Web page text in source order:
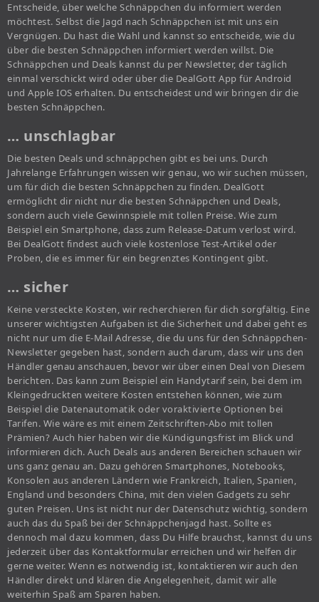
Entscheide, über welche Schnäppchen du informiert werden
möchtest. Selbst die Jagd nach Schnäppchen ist mit uns ein
Vergnügen. Du hast die Wahl und kannst so entscheide, wie du
über die besten Schnäppchen informiert werden willst. Die
Schnäppchen und Deals kannst du per Newsletter, der täglich
einmal verschickt wird oder über die DealGott App für Android
und Apple IOS erhalten. Du entscheidest und wir bringen dir die
besten Schnäppchen.
… unschlagbar
Die besten Deals und schnäppchen gibt es bei uns. Durch
Jahrelange Erfahrungen wissen wir genau, wo wir suchen müssen,
um für dich die besten Schnäppchen zu finden. DealGott
ermöglicht dir nicht nur die besten Schnäppchen und Deals,
sondern auch viele Gewinnspiele mit tollen Preise. Wie zum
Beispiel ein Smartphone, dass zum Release-Datum verlost wird.
Bei DealGott findest auch viele kostenlose Test-Artikel oder
Proben, die es immer für ein begrenztes Kontingent gibt.
… sicher
Keine versteckte Kosten, wir recherchieren für dich sorgfältig. Eine
unserer wichtigsten Aufgaben ist die Sicherheit und dabei geht es
nicht nur um die E-Mail Adresse, die du uns für den Schnäppchen-
Newsletter gegeben hast, sondern auch darum, dass wir uns den
Händler genau anschauen, bevor wir über einen Deal von Diesem
berichten. Das kann zum Beispiel ein Handytarif sein, bei dem im
Kleingedruckten weitere Kosten entstehen können, wie zum
Beispiel die Datenautomatik oder voraktivierte Optionen bei
Tarifen. Wie wäre es mit einem Zeitschriften-Abo mit tollen
Prämien? Auch hier haben wir die Kündigungsfrist im Blick und
informieren dich. Auch Deals aus anderen Bereichen schauen wir
uns ganz genau an. Dazu gehören Smartphones, Notebooks,
Konsolen aus anderen Ländern wie Frankreich, Italien, Spanien,
England und besonders China, mit den vielen Gadgets zu sehr
guten Preisen. Uns ist nicht nur der Datenschutz wichtig, sondern
auch das du Spaß bei der Schnäppchenjagd hast. Sollte es
dennoch mal dazu kommen, dass Du Hilfe brauchst, kannst du uns
jederzeit über das Kontaktformular erreichen und wir helfen dir
gerne weiter. Wenn es notwendig ist, kontaktieren wir auch den
Händler direkt und klären die Angelegenheit, damit wir alle
weiterhin Spaß am Sparen haben.